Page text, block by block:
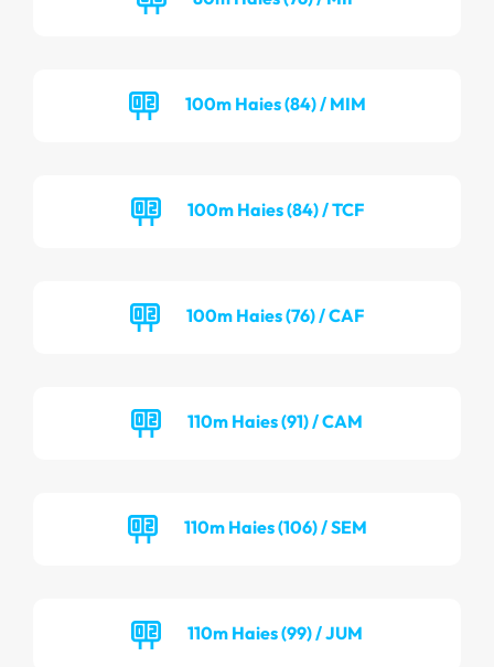
100m Haies (84) / MIM
100m Haies (84) / TCF
100m Haies (76) / CAF
110m Haies (91) / CAM
110m Haies (106) / SEM
110m Haies (99) / JUM